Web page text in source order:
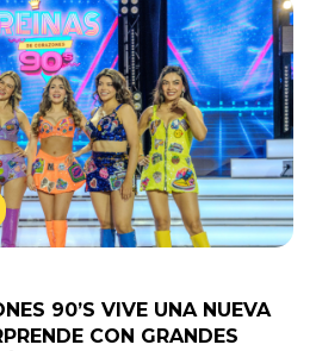
90’S VIVE UNA NUEVA
CON GRANDES